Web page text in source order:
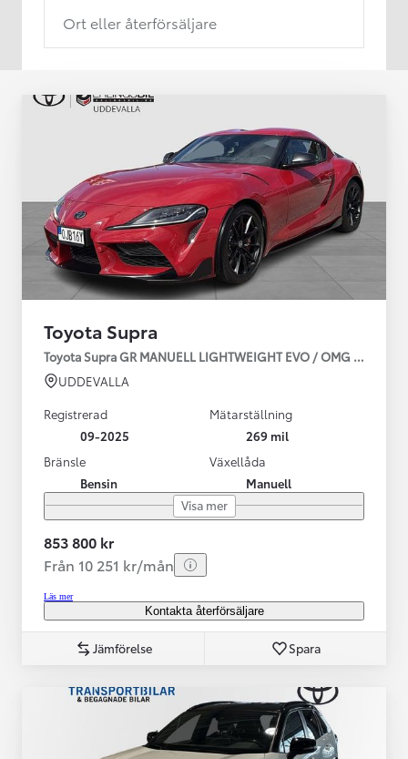
Ort eller återförsäljare
Toyota Supra
Toyota Supra GR MANUELL LIGHTWEIGHT EVO / OMG LEV!
UDDEVALLA
Registrerad
09-2025
Mätarställning
269 mil
Bränsle
Bensin
Växellåda
Manuell
Visa mer
853 800 kr
Från 10 251 kr/mån
Läs mer
Kontakta återförsäljare
Jämförelse Spara